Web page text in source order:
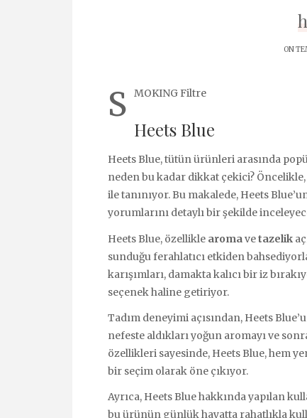
ON
S MOKING Filtre
Heets Blue
Heets Blue, tütün ürünleri arasında
neden bu kadar dikkat çekici?
ile tanınıyor. Bu makalede, Heets
yorumlarını detaylı bir şekilde
Heets Blue, özellikle aromavetazelik
sunduğu ferahlatıcı etkiden
karışımları, damakta kalıcı bir iz
seçenek haline getiriyor.
Tadım deneyimi açısından, Heets
nefeste aldıkları yoğun aromayı ve
özellikleri sayesinde, Heets Blue, hem
bir seçim olarak öne çıkıyor.
Ayrıca, Heets Blue hakkında yapılan
bu ürünün günlük hayatta rahatlıkla